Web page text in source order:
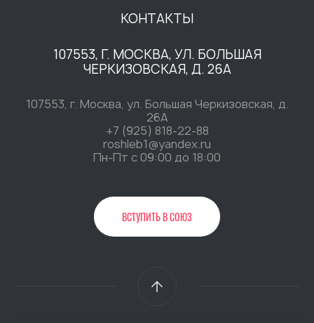
КОНТАКТЫ
107553, Г. МОСКВА, УЛ. БОЛЬШАЯ
ЧЕРКИЗОВСКАЯ, Д. 26А
107553, г. Москва, ул. Большая Черкизовская, д.
26А
+7 (925) 818-22-88
roshleb1@yandex.ru
Пн-Пт c 09:00 до 18:00
ВСТУПИТЬ В СОЮЗ